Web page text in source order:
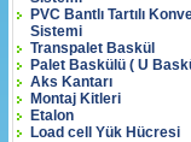
PVC Bantlı Tartılı
Sistemi
Transpalet Baskül
Palet Baskülü ( U
Aks Kantarı
Montaj Kitleri
Etalon
Load cell Yük Hücresi